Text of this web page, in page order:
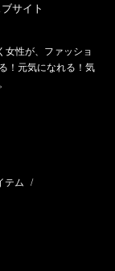
サイト
女性が、ファッショ
！元気になれる！気
テム /